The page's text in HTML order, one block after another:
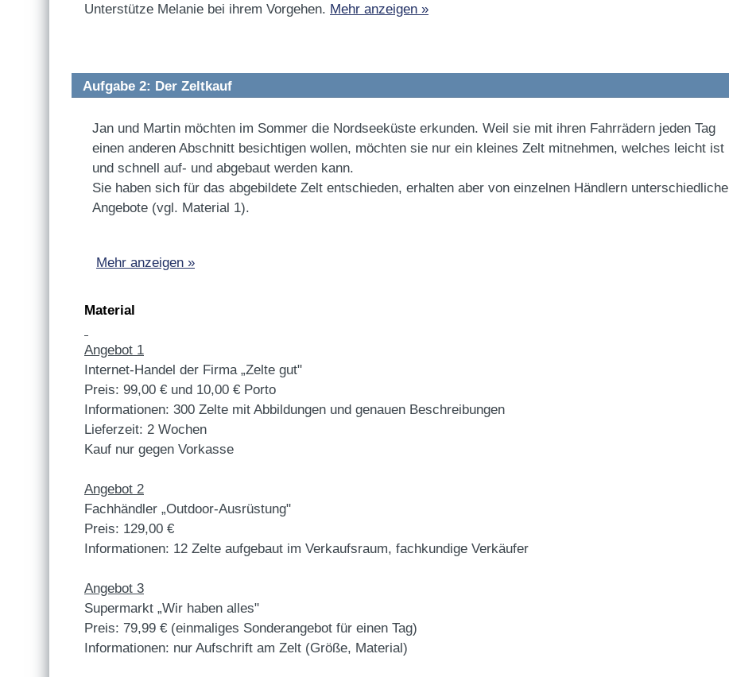
Unterstütze Melanie bei ihrem Vorgehen. Mehr anzeigen »
Aufgabe 2: Der Zeltkauf
Jan und Martin möchten im Sommer die Nordseeküste erkunden. Weil sie mit ihren Fahrrädern jeden Tag
einen anderen Abschnitt besichtigen wollen, möchten sie nur ein kleines Zelt mitnehmen, welches leicht ist
und schnell auf- und abgebaut werden kann.
Sie haben sich für das abgebildete Zelt entschieden, erhalten aber von einzelnen Händlern unterschiedliche
Angebote (vgl. Material 1).
Mehr anzeigen »
Material
Angebot 1
Internet-Handel der Firma „Zelte gut"
Preis: 99,00 € und 10,00 € Porto
Informationen: 300 Zelte mit Abbildungen und genauen Beschreibungen
Lieferzeit: 2 Wochen
Kauf nur gegen Vorkasse
Angebot 2
Fachhändler „Outdoor-Ausrüstung"
Preis: 129,00 €
Informationen: 12 Zelte aufgebaut im Verkaufsraum, fachkundige Verkäufer
Angebot 3
Supermarkt „Wir haben alles"
Preis: 79,99 € (einmaliges Sonderangebot für einen Tag)
Informationen: nur Aufschrift am Zelt (Größe, Material)